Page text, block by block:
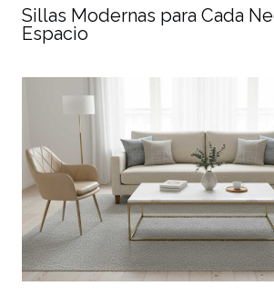
Sillas Modernas para Cada
Espacio